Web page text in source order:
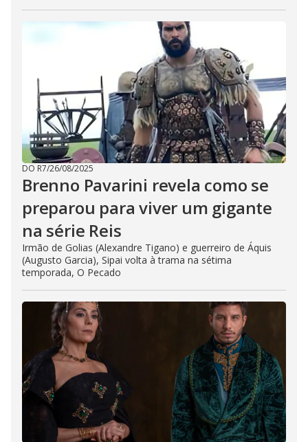
DO R7/26/08/2025
Brenno Pavarini revela como se
preparou para viver um gigante
na série Reis
Irmão de Golias (Alexandre Tigano) e guerreiro de Áquis
(Augusto Garcia), Sipai volta à trama na sétima
temporada, O Pecado